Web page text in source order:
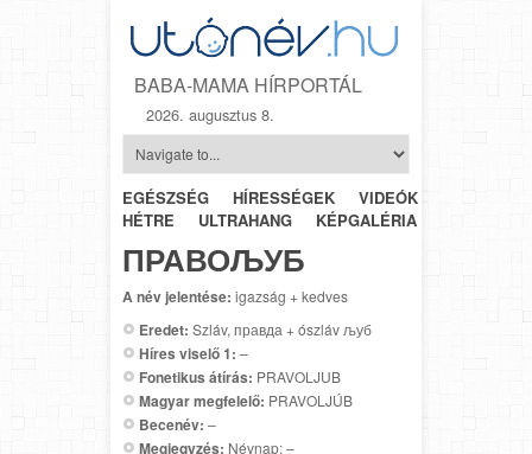
BABA-MAMA HÍRPORTÁL
2026. augusztus 8.
EGÉSZSÉG HÍRESSÉGEK VIDEÓK
HÉTRŐL-
HÉTRE
ULTRAHANG KÉPGALÉRIA
ПРАВОЉУБ
A név jelentése: igazság + kedves
Eredet: Szláv, правда + ószláv љуб
Híres viselő 1: –
Fonetikus átírás: PRAVOLJUB
Magyar megfelelő: PRAVOLJÚB
Becenév: –
Megjegyzés: Névnap: –